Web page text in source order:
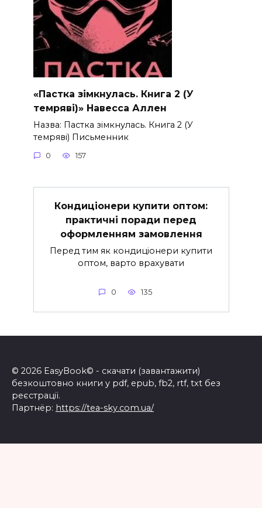
«Пастка зімкнулась. Книга 2 (У
темряві)» Навесса Аллен
Назва: Пастка зімкнулась. Книга 2 (У
темряві) Письменник
0 157
Кондиціонери купити оптом:
практичні поради перед
оформленням замовлення
Перед тим як кондиціонери купити
оптом, варто врахувати
0 135
© 2026 EasyBook© - скачати (завантажити)
безкоштовно книги у pdf, epub, fb2, rtf, txt без
реєстрації.
Партнёр: https://tea-sky.com.ua/